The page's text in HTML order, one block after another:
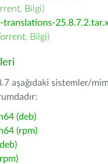
, Bilgi)
translations-
, Bilgi)
aşağıdaki sistemler/
(deb)
(rpm)